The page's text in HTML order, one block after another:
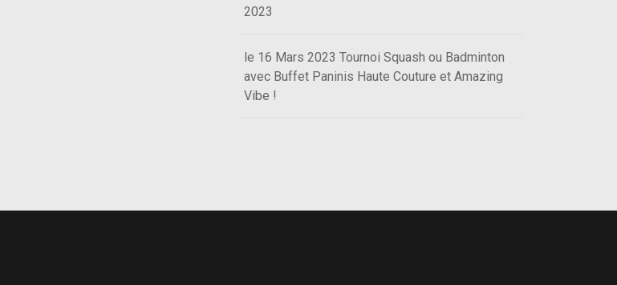
2023
le 16 Mars 2023 Tournoi Squash ou Badminton
avec Buffet Paninis Haute Couture et Amazing
Vibe !